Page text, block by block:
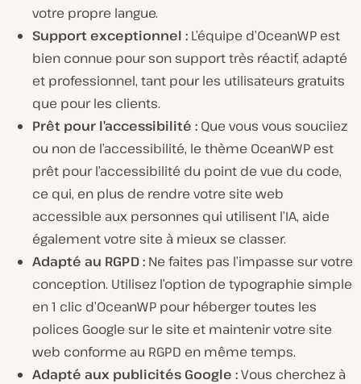
votre propre langue.
Support exceptionnel : L’équipe d’OceanWP est
bien connue pour son support très réactif, adapté
et professionnel, tant pour les utilisateurs gratuits
que pour les clients.
Prêt pour l’accessibilité : Que vous vous souciiez
ou non de l’accessibilité, le thème OceanWP est
prêt pour l’accessibilité du point de vue du code,
ce qui, en plus de rendre votre site web
accessible aux personnes qui utilisent l’IA, aide
également votre site à mieux se classer.
Adapté au RGPD : Ne faites pas l’impasse sur votre
conception. Utilisez l’option de typographie simple
en 1 clic d’OceanWP pour héberger toutes les
polices Google sur le site et maintenir votre site
web conforme au RGPD en même temps.
Adapté aux publicités Google :Vous cherchez à